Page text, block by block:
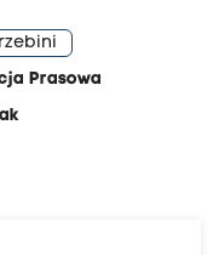
Prasowa